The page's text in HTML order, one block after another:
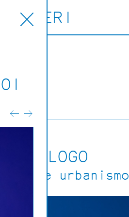
ORERI
CATALOGO
e urbanismo